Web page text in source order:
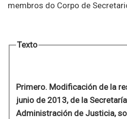
membros do Corpo de
Texto
Primero. Modificación de la
junio de 2013, de la
Administración de Justicia,